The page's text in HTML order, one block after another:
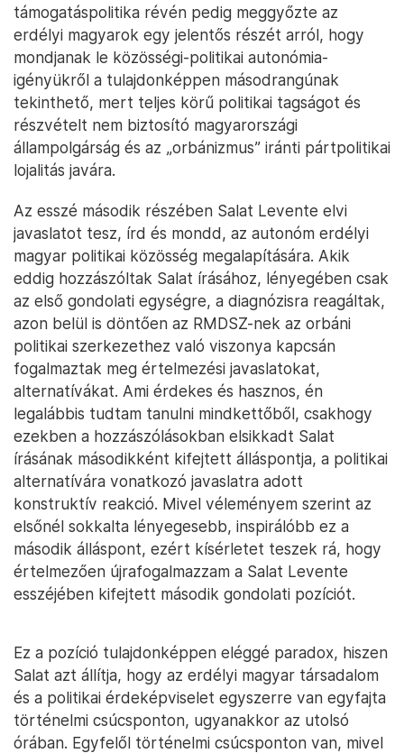
támogatáspolitika révén pedig meggyőzte az
erdélyi magyarok egy jelentős részét arról, hogy
mondjanak le közösségi-politikai autonómia-
igényükről a tulajdonképpen másodrangúnak
tekinthető, mert teljes körű politikai tagságot és
részvételt nem biztosító magyarországi
állampolgárság és az „orbánizmus” iránti pártpolitikai
lojalitás javára.
Az esszé második részében Salat Levente elvi
javaslatot tesz, írd és mondd, az autonóm erdélyi
magyar politikai közösség megalapítására. Akik
eddig hozzászóltak Salat írásához, lényegében csak
az első gondolati egységre, a diagnózisra reagáltak,
azon belül is döntően az RMDSZ-nek az orbáni
politikai szerkezethez való viszonya kapcsán
fogalmaztak meg értelmezési javaslatokat,
alternatívákat. Ami érdekes és hasznos, én
legalábbis tudtam tanulni mindkettőből, csakhogy
ezekben a hozzászólásokban elsikkadt Salat
írásának másodikként kifejtett álláspontja, a politikai
alternatívára vonatkozó javaslatra adott
konstruktív reakció. Mivel véleményem szerint az
elsőnél sokkalta lényegesebb, inspirálóbb ez a
második álláspont, ezért kísérletet teszek rá, hogy
értelmezően újrafogalmazzam a Salat Levente
esszéjében kifejtett második gondolati pozíciót.
Ez a pozíció tulajdonképpen eléggé paradox, hiszen
Salat azt állítja, hogy az erdélyi magyar társadalom
és a politikai érdeképviselet egyszerre van egyfajta
történelmi csúcsponton, ugyanakkor az utolsó
órában. Egyfelől történelmi csúcsponton van, mivel